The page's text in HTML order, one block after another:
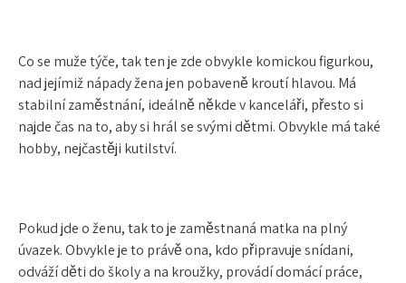
Co se muže týče, tak ten je zde obvykle komickou figurkou,
nad jejímiž nápady žena jen pobaveně kroutí hlavou. Má
stabilní zaměstnání, ideálně někde v kanceláři, přesto si
najde čas na to, aby si hrál se svými dětmi. Obvykle má také
hobby, nejčastěji kutilství.
Pokud jde o ženu, tak to je zaměstnaná matka na plný
úvazek. Obvykle je to právě ona, kdo připravuje snídani,
odváží děti do školy a na kroužky, provádí domácí práce,